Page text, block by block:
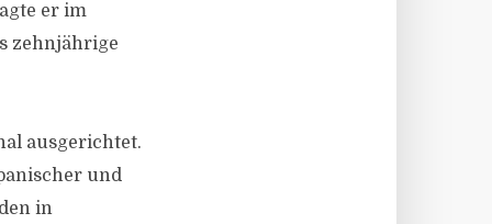
er im
zehnjährige
ausgerichtet.
und
in